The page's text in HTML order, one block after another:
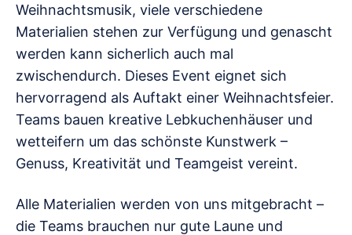
Weihnachtsmusik, viele verschiedene
Materialien stehen zur Verfügung und genascht
werden kann sicherlich auch mal
zwischendurch. Dieses Event eignet sich
hervorragend als Auftakt einer Weihnachtsfeier.
Teams bauen kreative Lebkuchenhäuser und
wetteifern um das schönste Kunstwerk –
Genuss, Kreativität und Teamgeist vereint.
Alle Materialien werden von uns mitgebracht –
die Teams brauchen nur gute Laune und